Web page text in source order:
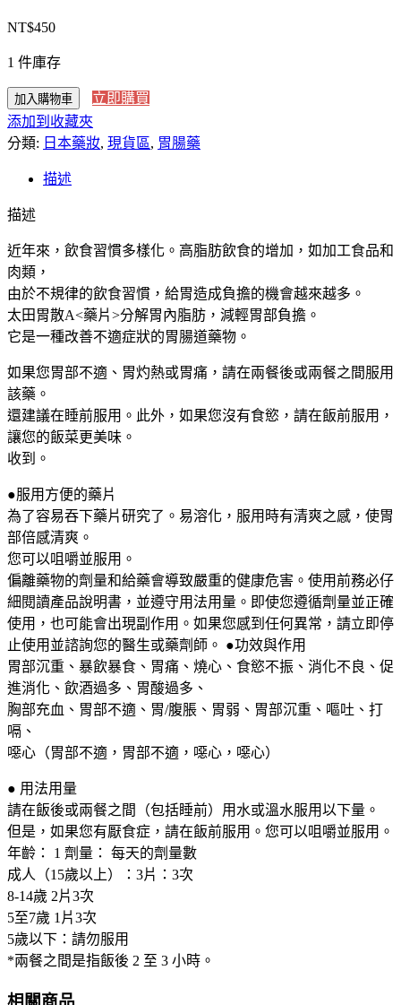
NT$450
1 件庫存
加入購物車
立即購買
添加到收藏夾
分類: 日本藥妝, 現貨區, 胃腸藥
描述
描述
近年來，飲食習慣多樣化。高脂肪飲食的增加，如加工食品和
肉類，
由於不規律的飲食習慣，給胃造成負擔的機會越來越多。
太田胃散A<藥片>分解胃內脂肪，減輕胃部負擔。
它是一種改善不適症狀的胃腸道藥物。
如果您胃部不適、胃灼熱或胃痛，請在兩餐後或兩餐之間服用
該藥。
還建議在睡前服用。此外，如果您沒有食慾，請在飯前服用，
讓您的飯菜更美味。
收到。
●服用方便的藥片
為了容易吞下藥片研究了。易溶化，服用時有清爽之感，使胃
部倍感清爽。
您可以咀嚼並服用。
偏離藥物的劑量和給藥會導致嚴重的健康危害。使用前務必仔
細閱讀產品說明書，並遵守用法用量。即使您遵循劑量並正確
使用，也可能會出現副作用。如果您感到任何異常，請立即停
止使用並諮詢您的醫生或藥劑師。 ●功效與作用
胃部沉重、暴飲暴食、胃痛、燒心、食慾不振、消化不良、促
進消化、飲酒過多、胃酸過多、
胸部充血、胃部不適、胃/腹脹、胃弱、胃部沉重、嘔吐、打
嗝、
噁心（胃部不適，胃部不適，噁心，噁心）
● 用法用量
請在飯後或兩餐之間（包括睡前）用水或溫水服用以下量。
但是，如果您有厭食症，請在飯前服用。您可以咀嚼並服用。
年齡： 1 劑量： 每天的劑量數
成人（15歲以上）：3片：3次
8-14歲 2片3次
5至7歲 1片3次
5歲以下：請勿服用
*兩餐之間是指飯後 2 至 3 小時。
相關商品